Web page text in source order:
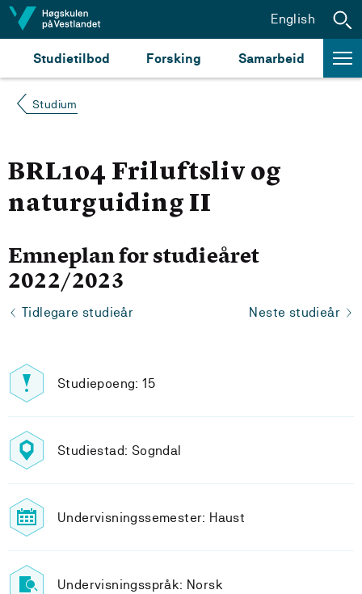
Hopp til innhald
Studietilbod Forsking Samarbeid
English
Studium
BRL104 Friluftsliv og
naturguiding II
Emneplan for studieåret
2022/2023
Tidlegare studieår Neste studieår
Studiepoeng: 15
Studiestad: Sogndal
Undervisningssemester: Haust
Undervisningsspråk: Norsk